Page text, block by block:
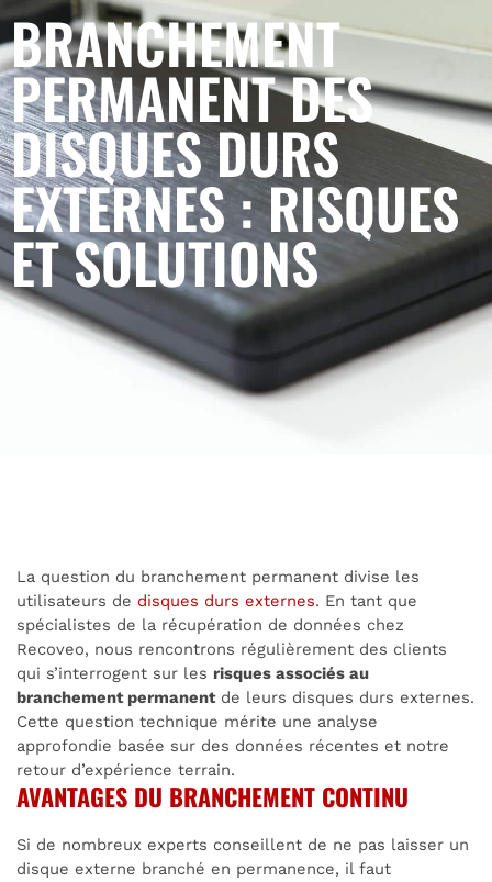
BRANCHEMENT
PERMANENT DES
DISQUES DURS
EXTERNES : RISQUES
ET SOLUTIONS
La question du branchement permanent divise les
utilisateurs de disques durs externes. En tant que
spécialistes de la récupération de données chez
Recoveo, nous rencontrons régulièrement des clients
qui s’interrogent sur les risques associés au
branchement permanentde leurs disques durs externes.
Cette question technique mérite une analyse
approfondie basée sur des données récentes et notre
retour d’expérience terrain.
AVANTAGES DU BRANCHEMENT CONTINU
Si de nombreux experts conseillent de ne pas laisser un
disque externe branché en permanence, il faut